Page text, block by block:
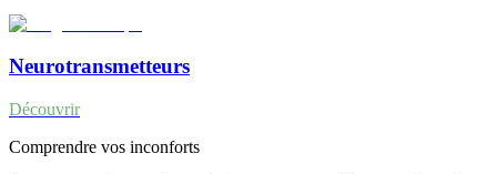
Neurotransmetteurs
Découvrir
Comprendre vos inconforts